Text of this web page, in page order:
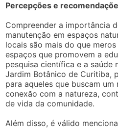
Percepções e
Compreender a importância
manutenção em espaços
locais são mais do que
espaços que promovem a
pesquisa científica e a saúde
Jardim Botânico de Curitiba,
para aqueles que buscam
conexão com a natureza,
de vida da comunidade.
Além disso, é válido